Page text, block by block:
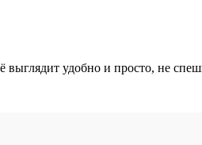
выглядит удобно и просто, не